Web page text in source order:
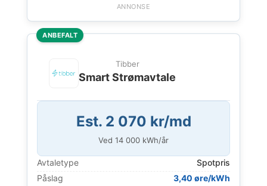
ANNONSE
ANBEFALT
Tibber
Smart Strømavtale
Est. 2 070 kr/md
Ved 14 000 kWh/år
Avtaletype
Spotpris
Påslag
3,40 øre/kWh